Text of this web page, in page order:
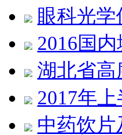
眼科光
2016国
湖北省高
2017年
中药饮